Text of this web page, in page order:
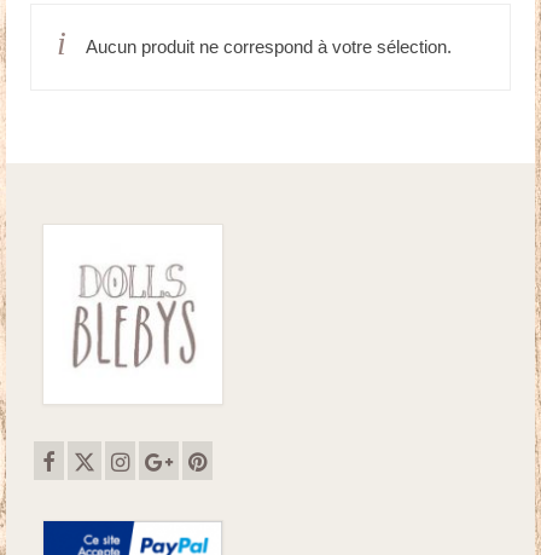
Doudous
Aucun produit ne correspond à votre sélection.